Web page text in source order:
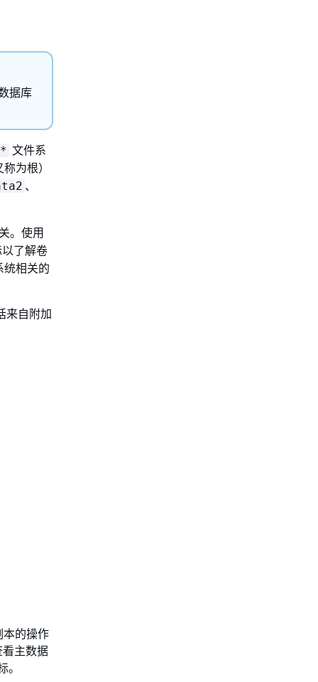
据库
文件系
为根）
、
。使用
了解卷
相关的
来自附加
本的操作
主数据